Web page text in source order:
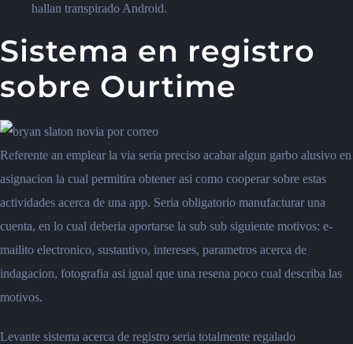
hallan transpirado Android.
Sistema en registro
sobre Ourtime
Referente an emplear la via seria preciso acabar algun garbo alusivo en
asignacion la cual permitira obtener asi como cooperar sobre estas
actividades acerca de una app. Seria obligatorio manufacturar una
cuenta, en lo cual deberia aportarse la sub sub siguiente motivos: e-
mailito electronico, sustantivo, intereses, parametros acerca de
indagacion, fotografia asi igual que una resena poco cual describa las
motivos.
Levante sistema acerca de registro seria totalmente regalado